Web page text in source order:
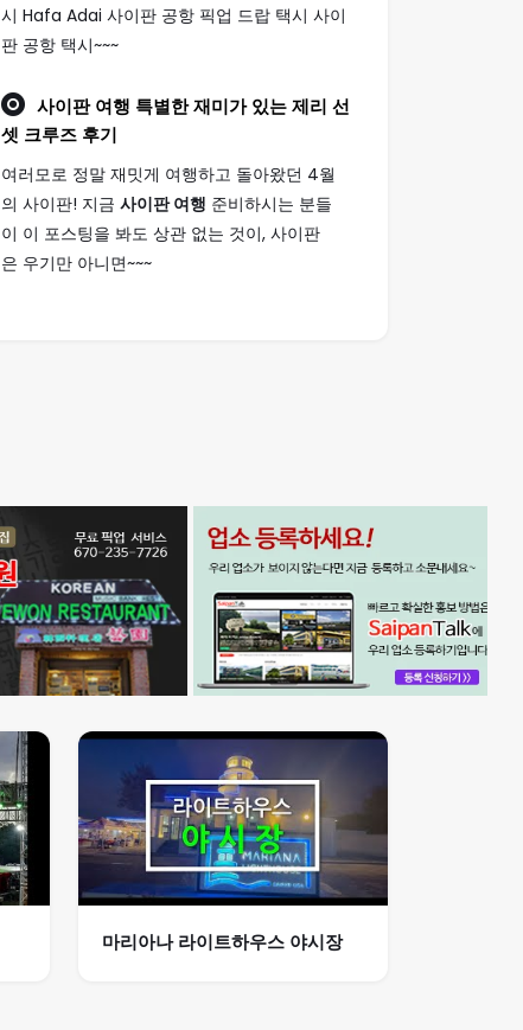
시 Hafa Adai 사이판 공항 픽업 드랍 택시 사이
판 공항 택시~~~
사이판 여행 특별한 재미가 있는 제리 선
셋 크루즈 후기
여러모로 정말 재밋게 여행하고 돌아왔던 4월
의 사이판! 지금 사이판 여행 준비하시는 분들
이 이 포스팅을 봐도 상관 없는 것이, 사이판
은 우기만 아니면~~~
마리아나 라이트하우스 야시장